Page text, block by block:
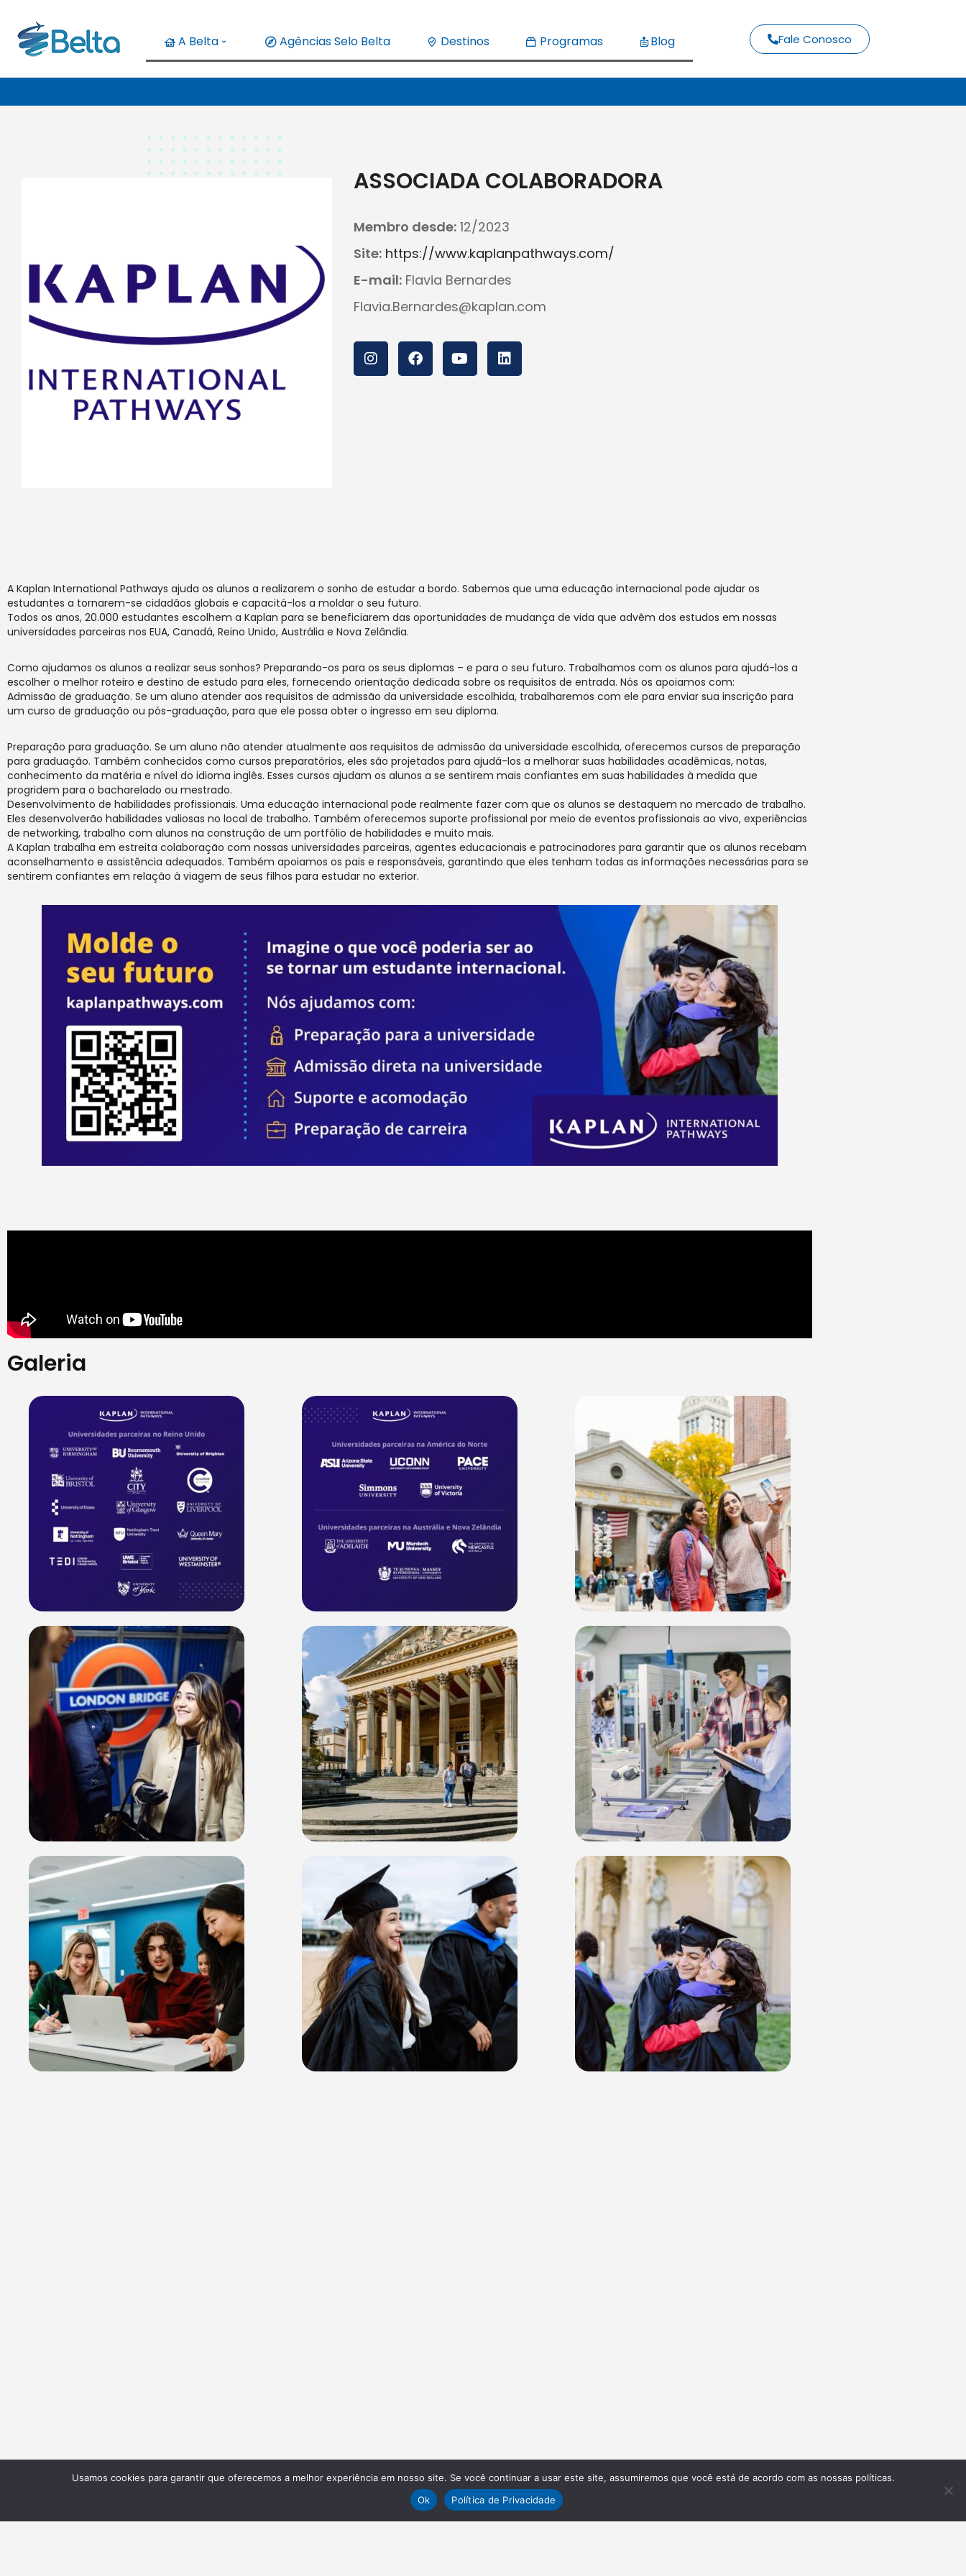
A Belta Agências Selo Belta Destinos Programas Blog Fale Conosco
ASSOCIADA COLABORADORA
Membro desde:12/2023
Site: https://www.kaplanpathways.com/
E-mail:Flavia Bernardes
Flavia.Bernardes@kaplan.com
A Kaplan International Pathways ajuda os alunos a realizarem o sonho de estudar a bordo. Sabemos que uma educação internacional pode ajudar os
estudantes a tornarem-se cidadãos globais e capacitá-los a moldar o seu futuro.
Todos os anos, 20.000 estudantes escolhem a Kaplan para se beneficiarem das oportunidades de mudança de vida que advêm dos estudos em nossas
universidades parceiras nos EUA, Canadá, Reino Unido, Austrália e Nova Zelândia.
Como ajudamos os alunos a realizar seus sonhos? Preparando-os para os seus diplomas – e para o seu futuro. Trabalhamos com os alunos para ajudá-los a
escolher o melhor roteiro e destino de estudo para eles, fornecendo orientação dedicada sobre os requisitos de entrada. Nós os apoiamos com:
Admissão de graduação. Se um aluno atender aos requisitos de admissão da universidade escolhida, trabalharemos com ele para enviar sua inscrição para
um curso de graduação ou pós-graduação, para que ele possa obter o ingresso em seu diploma.
Preparação para graduação. Se um aluno não atender atualmente aos requisitos de admissão da universidade escolhida, oferecemos cursos de preparação
para graduação. Também conhecidos como cursos preparatórios, eles são projetados para ajudá-los a melhorar suas habilidades acadêmicas, notas,
conhecimento da matéria e nível do idioma inglês. Esses cursos ajudam os alunos a se sentirem mais confiantes em suas habilidades à medida que
progridem para o bacharelado ou mestrado.
Desenvolvimento de habilidades profissionais. Uma educação internacional pode realmente fazer com que os alunos se destaquem no mercado de trabalho.
Eles desenvolverão habilidades valiosas no local de trabalho. Também oferecemos suporte profissional por meio de eventos profissionais ao vivo, experiências
de networking, trabalho com alunos na construção de um portfólio de habilidades e muito mais.
A Kaplan trabalha em estreita colaboração com nossas universidades parceiras, agentes educacionais e patrocinadores para garantir que os alunos recebam
aconselhamento e assistência adequados. Também apoiamos os pais e responsáveis, garantindo que eles tenham todas as informações necessárias para se
sentirem confiantes em relação à viagem de seus filhos para estudar no exterior.
Galeria
Usamos cookies para garantir que oferecemos a melhor experiência em nosso site. Se você continuar a usar este site, assumiremos que você está de acordo com as nossas políticas.
Ok
Política de Privacidade